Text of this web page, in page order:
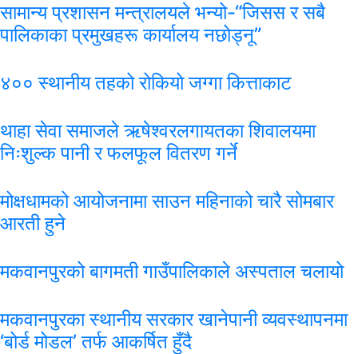
सामान्य प्रशासन मन्त्रालयले भन्यो-“जिसस र सबै
पालिकाका प्रमुखहरू कार्यालय नछोड्नू”
४०० स्थानीय तहको रोकियो जग्गा कित्ताकाट
थाहा सेवा समाजले ऋषेश्वरलगायतका शिवालयमा
निःशुल्क पानी र फलफूल वितरण गर्ने
मोक्षधामको आयोजनामा साउन महिनाको चारै सोमबार
आरती हुने
मकवानपुरको बागमती गाउँपालिकाले अस्पताल चलायो
मकवानपुरका स्थानीय सरकार खानेपानी व्यवस्थापनमा
‘बोर्ड मोडल’ तर्फ आकर्षित हुँदै